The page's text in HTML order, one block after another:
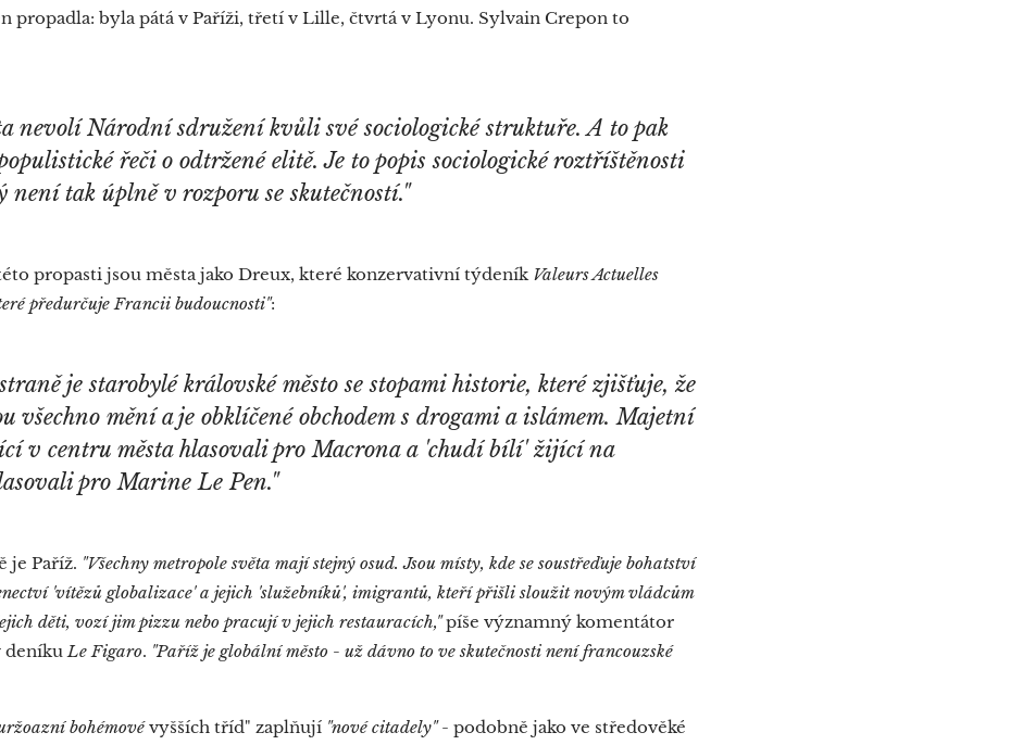
propadla: byla pátá v Paříži, třetí v Lille, čtvrtá v Lyonu. Sylvain Crepon to
nevolí Národnísdruženíkvůli své sociologické struktuře. A to pak
řeči o odtržené elitě. Je to popis sociologické roztříštěnosti
není tak úplně v rozporu se skutečností."
propasti jsou města jako Dreux, které konzervativní týdeník Valeurs Actuelles
předurčuje Francii budoucnosti":
je starobylé královské město se stopami historie, které zjišťuje, že
všechno mění a je obklíčené obchodem s drogami a islámem. Majetní
v centru města hlasovali pro Macrona a 'chudí bílí' žijící na
pro Marine Le Pen."
je Paříž. "Všechny metropole světa mají stejný osud. Jsou místy, kde se soustřeďuje bohatství
'vítězů globalizace' a jejich 'služebníků', imigrantů, kteří přišli sloužit novým vládcům
děti, vozí jim pizzu nebo pracují v jejich restauracích,"píše významný komentátor
deníkuLe Figaro. "Paříž je globální město - už dávno to ve skutečnosti není francouzské
bohémovévyšších tříd" zaplňují "nové citadely"- podobně jako ve středověké